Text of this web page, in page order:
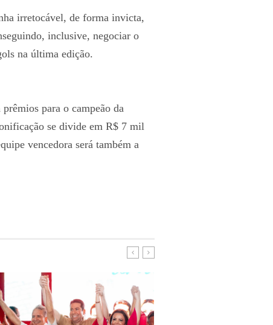
irretocável, de forma invicta,
inclusive, negociar o
na última edição.
para o campeão da
se divide em R$ 7 mil
vencedora será também a